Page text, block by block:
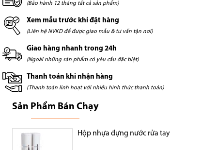
(Bảo hành 12 tháng tất cả sản phẩm)
Xem mẫu trước khi đặt hàng
(Liên hệ NVKD để được giao mẫu & tư vấn tận nơi)
Giao hàng nhanh trong 24h
(Ngoài những sản phẩm có yêu cầu đặc biệt)
Thanh toán khi nhận hàng
(Thanh toán linh hoạt với nhiều hình thức thanh toán)
Sản Phẩm Bán Chạy
Hộp nhựa đựng nước rửa tay